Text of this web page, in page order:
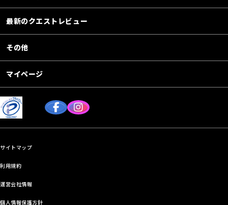
最新のクエストレビュー
その他
マイページ
サイトマップ
利用規約
運営会社情報
個人情報保護方針